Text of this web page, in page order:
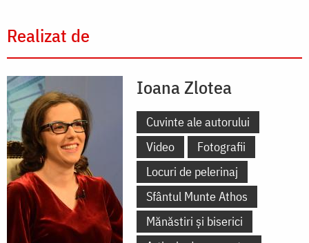
Realizat de
Ioana Zlotea
Cuvinte ale autorului
Video
Fotografii
Locuri de pelerinaj
Sfântul Munte Athos
Mănăstiri și biserici